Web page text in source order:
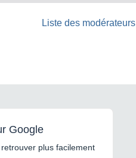
Liste des modérateurs
Google
plus facilement